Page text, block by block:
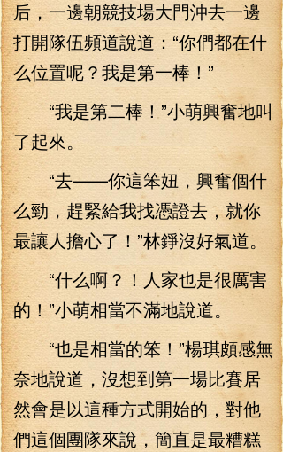
后，一邊朝競技場大門沖去一邊
打開隊伍頻道說道：“你們都在什
么位置呢？我是第一棒！”
“我是第二棒！”小萌興奮地叫
了起來。
“去——你這笨妞，興奮個什
么勁，趕緊給我找憑證去，就你
最讓人擔心了！”林錚沒好氣道。
“什么啊？！人家也是很厲害
的！”小萌相當不滿地說道。
“也是相當的笨！”楊琪頗感無
奈地說道，沒想到第一場比賽居
然會是以這種方式開始的，對他
們這個團隊來說，簡直是最糟糕